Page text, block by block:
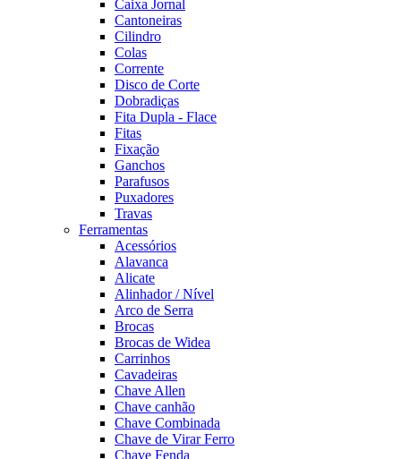
Caixa Jornal
Cantoneiras
Cilindro
Colas
Corrente
Disco de Corte
Dobradiças
Fita Dupla - Flace
Fitas
Fixação
Ganchos
Parafusos
Puxadores
Travas
Ferramentas
Acessórios
Alavanca
Alicate
Alinhador / Nível
Arco de Serra
Brocas
Brocas de Widea
Carrinhos
Cavadeiras
Chave Allen
Chave canhão
Chave Combinada
Chave de Virar Ferro
Chave Fenda